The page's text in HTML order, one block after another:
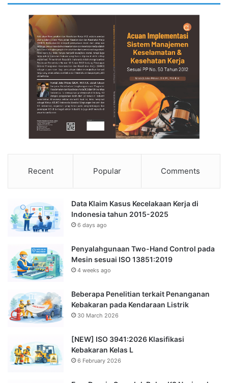
Recent Popular Comments
Data Klaim Kasus Kecelakaan Kerja di
Indonesia tahun 2015-2025
6 days ago
Penyalahgunaan Two-Hand Control pada
Mesin sesuai ISO 13851:2019
4 weeks ago
Beberapa Penelitian terkait Penanganan
Kebakaran pada Kendaraan Listrik
30 March 2026
[NEW] ISO 3941:2026 Klasifikasi
Kebakaran Kelas L
6 February 2026